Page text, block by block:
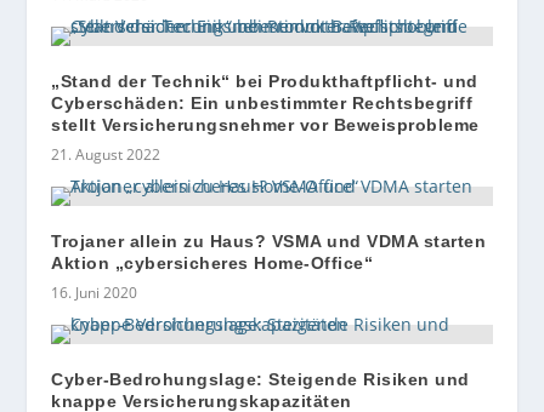
„Stand der Technik“ bei Produkthaftpflicht- und
Cyberschäden: Ein unbestimmter Rechtsbegriff
stellt Versicherungsnehmer vor Beweisprobleme
21. August 2022
Trojaner allein zu Haus? VSMA und VDMA starten
Aktion „cybersicheres Home-Office“
16. Juni 2020
Cyber-Bedrohungslage: Steigende Risiken und
knappe Versicherungskapazitäten